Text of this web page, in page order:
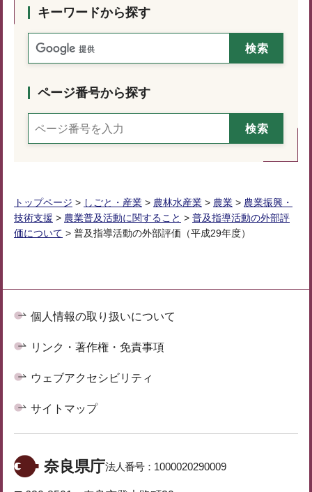
キーワードから探す
ページ番号から探す
トップページ > しごと・産業 > 農林水産業 > 農業 > 農業振興・
技術支援 > 農業普及活動に関すること > 普及指導活動の外部評
価について > 普及指導活動の外部評価（平成29年度）
個人情報の取り扱いについて
リンク・著作権・免責事項
ウェブアクセシビリティ
サイトマップ
奈良県庁法人番号： 1000020290009